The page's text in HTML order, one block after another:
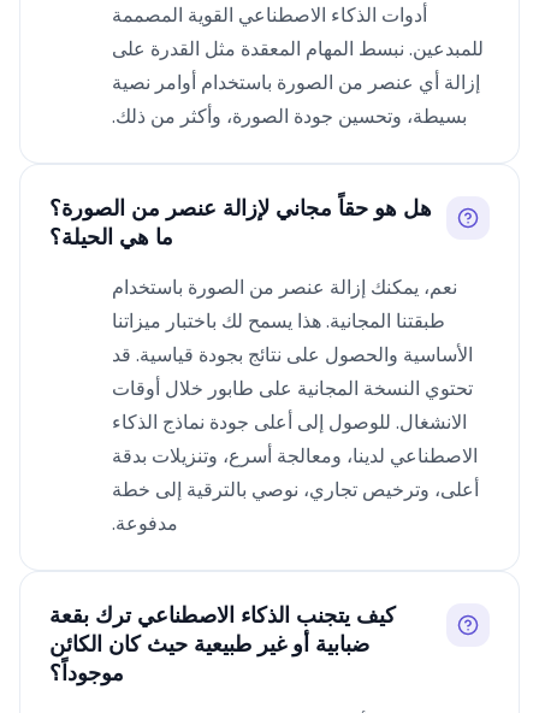
أدوات الذكاء الاصطناعي القوية المصممة
للمبدعين. نبسط المهام المعقدة مثل القدرة على
إزالة أي عنصر من الصورة باستخدام أوامر نصية
بسيطة، وتحسين جودة الصورة، وأكثر من ذلك.
هل هو حقاً مجاني لإزالة عنصر من الصورة؟
ما هي الحيلة؟
نعم، يمكنك إزالة عنصر من الصورة باستخدام
طبقتنا المجانية. هذا يسمح لك باختبار ميزاتنا
الأساسية والحصول على نتائج بجودة قياسية. قد
تحتوي النسخة المجانية على طابور خلال أوقات
الانشغال. للوصول إلى أعلى جودة نماذج الذكاء
الاصطناعي لدينا، ومعالجة أسرع، وتنزيلات بدقة
أعلى، وترخيص تجاري، نوصي بالترقية إلى خطة
مدفوعة.
كيف يتجنب الذكاء الاصطناعي ترك بقعة
ضبابية أو غير طبيعية حيث كان الكائن
موجوداً؟